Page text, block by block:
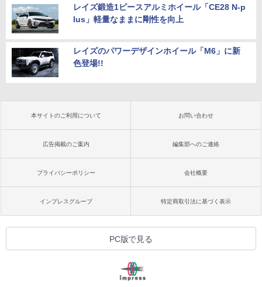
レイズ鍛造1ピースアルミホイール「CE28 N-p
lus」軽量なままに剛性を向上
レイズのパワーデザインホイール「M6」に新
色登場!!
本サイトのご利用について お問い合わせ
広告掲載のご案内 編集部へのご連絡
プライバシーポリシー 会社概要
インプレスグループ 特定商取引法に基づく表示
PC版で見る